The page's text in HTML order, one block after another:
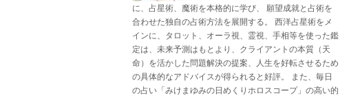
に、占星術、魔術を本格的に学び、 願望成就と占術を
合わせた独自の占術方法を展開する。 西洋占星術をメ
インに、タロット、オーラ視、霊視、手相等を使った鑑
定は、未来予測はもとより、クライアントの本質（天
命）を活かした問題解決の提案、人生を好転させるため
の具体的なアドバイスが得られると好評。 また、毎日
の占い「みけまゆみの日めくりホロスコープ」の高い的